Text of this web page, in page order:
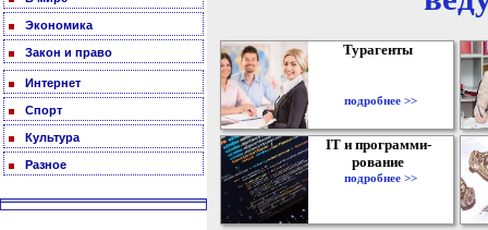
Экономика
Закон и право
Интернет
Спорт
Культура
Разное
Турагенты
подробнее >>
IT и программи-
рование
подробнее >>